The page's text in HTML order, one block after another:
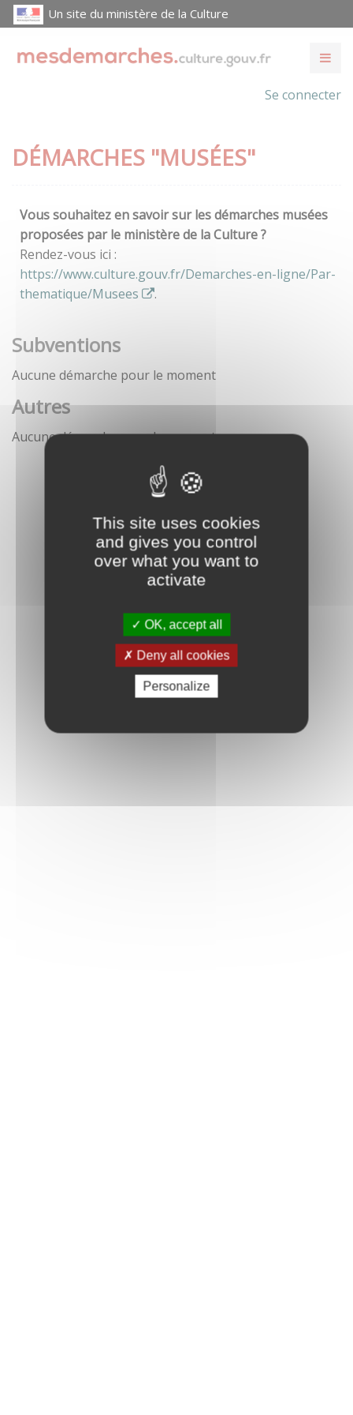
This site uses cookies
and gives you control
over what you want to
activate
OK, accept all
Deny all cookies
Personalize
Un site du ministère de la Culture
Se connecter
DÉMARCHES "MUSÉES"
Vous souhaitez en savoir sur les démarches musées
proposées par le ministère de la Culture ?
Rendez-vous ici :
https://www.culture.gouv.fr/Demarches-en-ligne/Par-
thematique/Musees
.
Subventions
Aucune démarche pour le moment
Autres
Aucune démarche pour le moment